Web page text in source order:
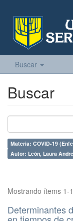
Buscar
Buscar
Materia: COVID-19
Autor: León, Laura
Mostrando ítems 1-
Determinantes